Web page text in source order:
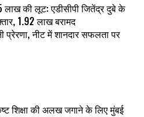
की लूट: एडीसीपी जितेंद्र दुबे के
1.92 लाख बरामद
प्रेरणा, नीट में शानदार सफलता पर
शिक्षा की अलख जगाने के लिए मुंबई